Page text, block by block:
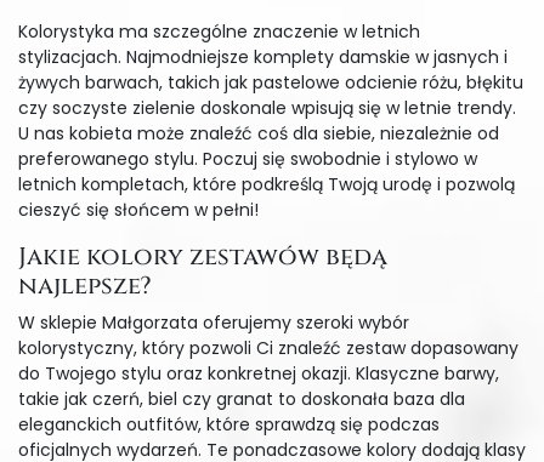
Kolorystyka ma szczególne znaczenie w letnich
stylizacjach. Najmodniejsze komplety damskie w jasnych i
żywych barwach, takich jak pastelowe odcienie różu, błękitu
czy soczyste zielenie doskonale wpisują się w letnie trendy.
U nas kobieta może znaleźć coś dla siebie, niezależnie od
preferowanego stylu. Poczuj się swobodnie i stylowo w
letnich kompletach, które podkreślą Twoją urodę i pozwolą
cieszyć się słońcem w pełni!
Jakie kolory zestawów będą
najlepsze?
W sklepie Małgorzata oferujemy szeroki wybór
kolorystyczny, który pozwoli Ci znaleźć zestaw dopasowany
do Twojego stylu oraz konkretnej okazji. Klasyczne barwy,
takie jak czerń, biel czy granat to doskonała baza dla
eleganckich outfitów, które sprawdzą się podczas
oficjalnych wydarzeń. Te ponadczasowe kolory dodają klasy